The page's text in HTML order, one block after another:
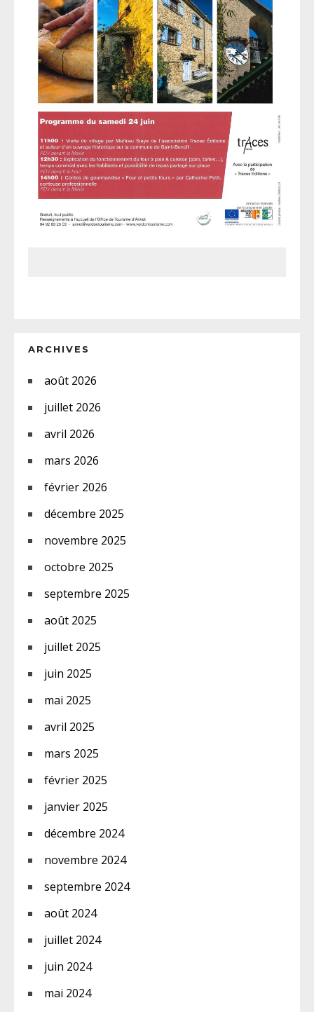
ARCHIVES
août 2026
juillet 2026
avril 2026
mars 2026
février 2026
décembre 2025
novembre 2025
octobre 2025
septembre 2025
août 2025
juillet 2025
juin 2025
mai 2025
avril 2025
mars 2025
février 2025
janvier 2025
décembre 2024
novembre 2024
septembre 2024
août 2024
juillet 2024
juin 2024
mai 2024